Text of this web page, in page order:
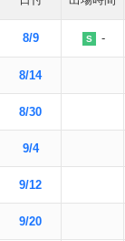
8/9 S -
8/14
8/30
9/4
9/12
9/20